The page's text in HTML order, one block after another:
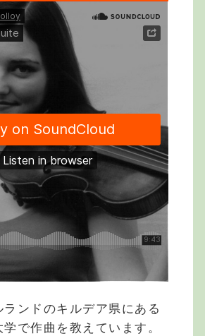
ンドのキルデア県にある
で作曲を教えています。